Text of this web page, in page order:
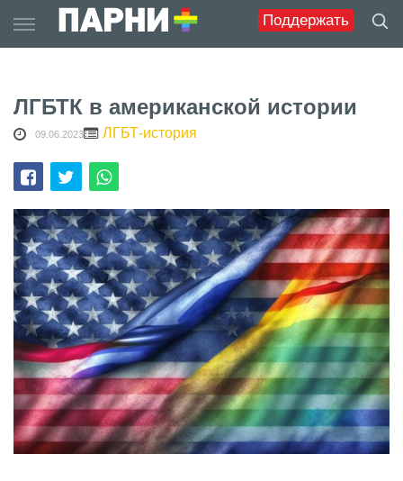
Поддержать
to
ЛГБТК в американской истории
09.06.2023 ЛГБТ-история